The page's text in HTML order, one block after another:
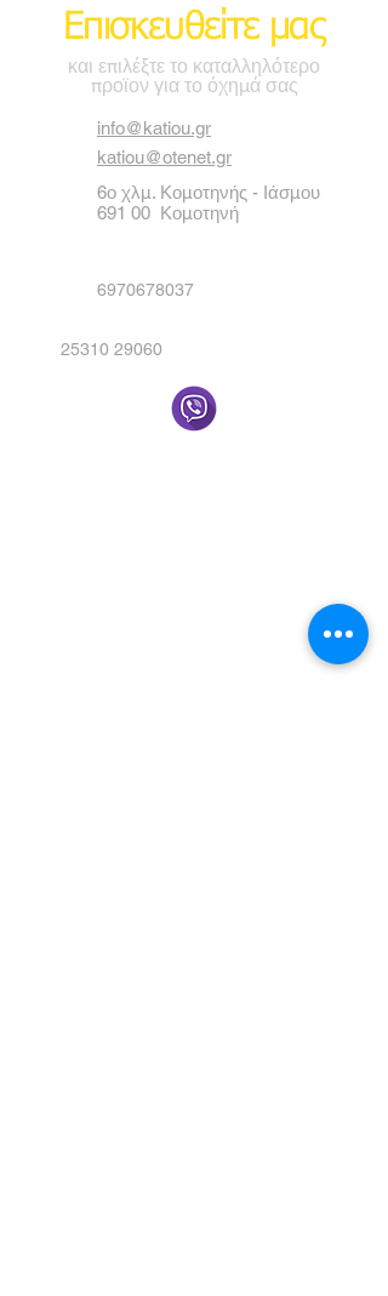
Επισκευθείτε μας
και επιλέξτε το καταλληλότερο
προϊον για το όχημά σας
info@katiou.gr
katiou@otenet.gr
6ο χλμ. Κομοτηνής - Ιάσμου
691 00 Κομοτηνή
6970678037
25310 29060